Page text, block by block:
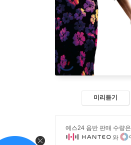
미리듣기
예스24 음반 판매 수량은
와